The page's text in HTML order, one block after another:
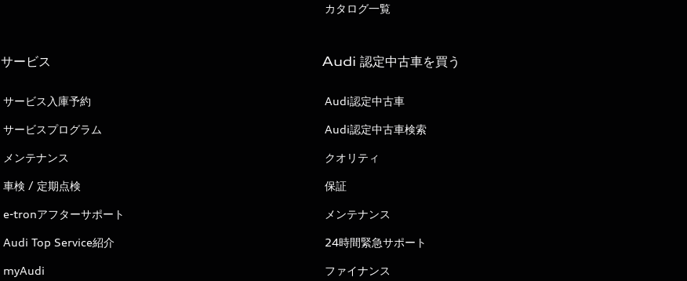
カタログ一覧
サービス
サービス入庫予約
サービスプログラム
メンテナンス
車検 / 定期点検
e-tronアフターサポート
Audi Top Service紹介
myAudi
Audi 認定中古車を買う
Audi認定中古車
Audi認定中古車検索
クオリティ
保証
メンテナンス
24時間緊急サポート
ファイナンス